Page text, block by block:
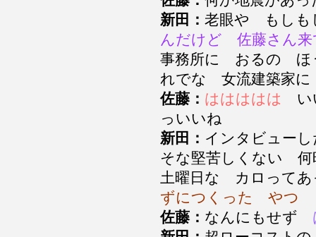
新田： 老眼や もし
んだけど 佐藤さん来
事務所に おるの ほ
れでな 女流建築家
佐藤： ははははは
い
っいいね
新田： インタビュー
そな堅苦しくない
土曜日な カロって
ずにつくった やつ
佐藤： なんにもせず